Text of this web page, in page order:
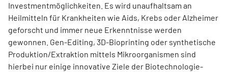
Investmentmöglichkeiten. Es wird unaufhaltsam an
Heilmitteln für Krankheiten wie Aids, Krebs oder Alzheimer
geforscht und immer neue Erkenntnisse werden
gewonnen. Gen-Editing, 3D-Bioprinting oder synthetische
Produktion/Extraktion mittels Mikroorganismen sind
hierbei nur einige innovative Ziele der Biotechnologie-